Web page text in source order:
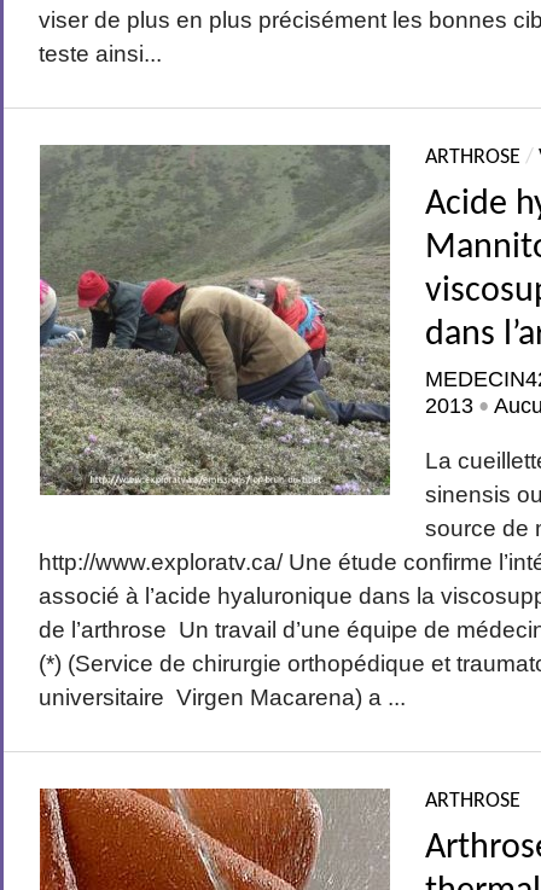
viser de plus en plus précisément les bonnes
teste ainsi...
ARTHROSE /
Acide
dans
2013 •
La
sinensis
source de
http://www.exploratv.ca/ Une étude confirme
associé à l’acide hyaluronique dans la
de l’arthrose Un travail d’une équipe de
(*) (Service de chirurgie orthopédique et
universitaire Virgen Macarena) a ...
ARTHROSE